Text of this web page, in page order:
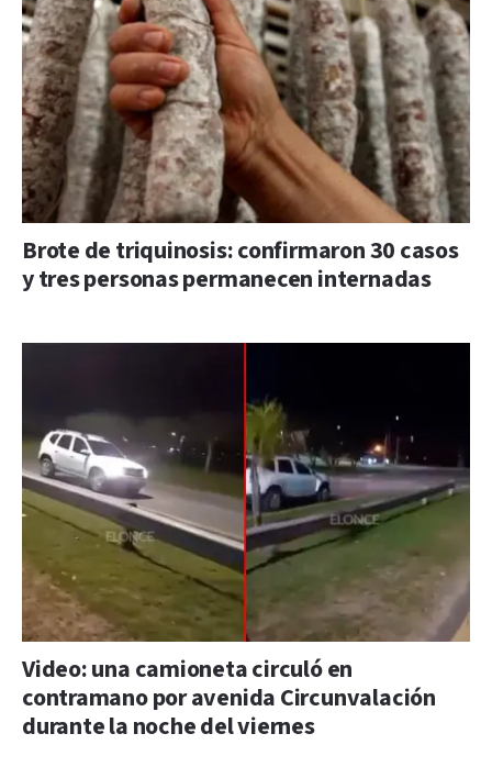
Brote de triquinosis: confirmaron 30 casos
y tres personas permanecen internadas
Video: una camioneta circuló en
contramano por avenida Circunvalación
durante la noche del viernes